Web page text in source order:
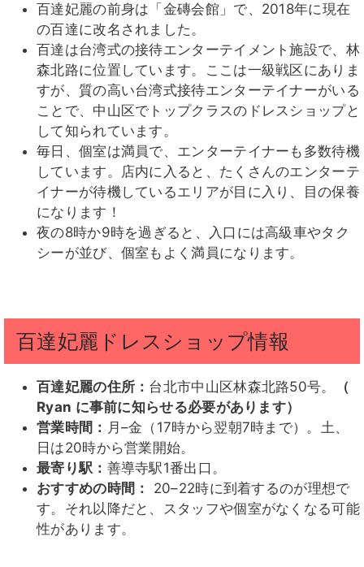
百達妃麗の前身は「金磚会館」で、2018年に現在
の百達に改名されました。
百達は台湾式の接待エンターテイメント施設で、林
森北路に位置しています。ここは一級戦区にありま
すが、質の高い台湾式接待エンターテイナーがいる
ことで、中山区でトップクラスのドレスショップと
して知られています。
毎日、個室は満員で、エンターテイナーも多数待機
しています。店内に入ると、たくさんのエンターテ
イナーが待機しているエリアが目に入り、目の保養
になります！
夜の8時か9時を過ぎると、入口には高級車やタク
シーが並び、個室もよく満員になります。
百達妃麗ドレスショップ情報
百達妃麗の住所： 台北市中山区林森北路50号。
（
Ryan に事前に知らせる必要があります）
営業時間： 月–金（17時から翌朝7時まで）。土、
日は20時から営業開始。
最寄り駅： 善導寺駅1番出口。
おすすめの時間：
20–22時に到着するのが理想で
す。それ以降だと、スタッフや個室がなくなる可能
性があります。